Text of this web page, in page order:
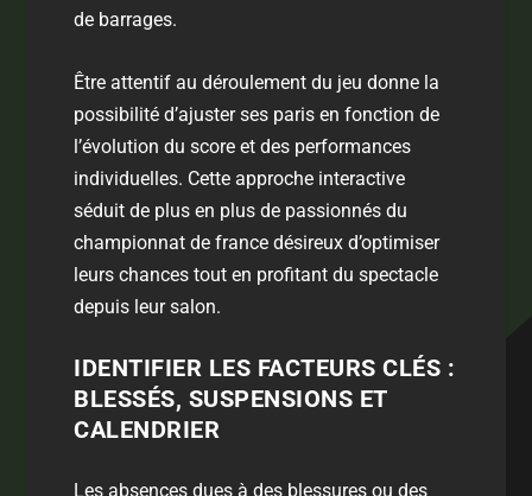
de barrages.
Être attentif au déroulement du jeu donne la
possibilité d’ajuster ses paris en fonction de
l’évolution du score et des performances
individuelles. Cette approche interactive
séduit de plus en plus de passionnés du
championnat de france désireux d’optimiser
leurs chances tout en profitant du spectacle
depuis leur salon.
IDENTIFIER LES FACTEURS CLÉS :
BLESSÉS, SUSPENSIONS ET
CALENDRIER
Les absences dues à des blessures ou des